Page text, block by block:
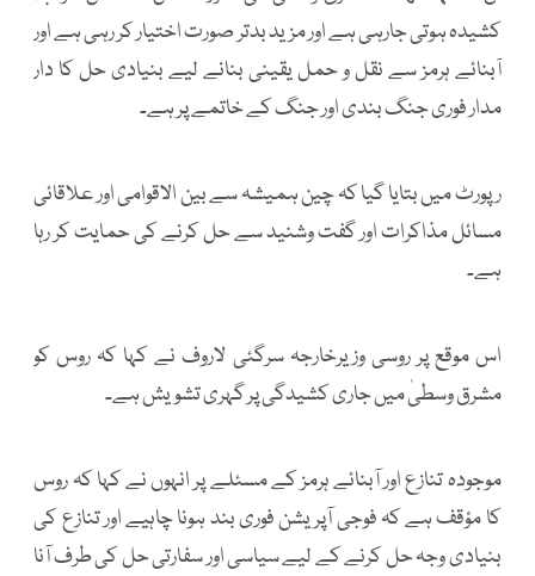
کشیدہ ہوتی جارہی ہے اور مزید بدتر صورت اختیار کر رہی ہے اور
آبنائے ہرمز سے نقل و حمل یقینی بنانے لیے بنیادی حل کا دار
مدار فوری جنگ بندی اور جنگ کے خاتمے پر ہے۔
رپورٹ میں بتایا گیا کہ چین ہمیشہ سے بین الاقوامی اور علاقائی
مسائل مذاکرات اور گفت وشنید سے حل کرنے کی حمایت کر رہا
ہے۔
اس موقع پر روسی وزیرخارجہ سرگئی لاروف نے کہا کہ روس کو
مشرق وسطیٰ میں جاری کشیدگی پر گہری تشویش ہے۔
موجودہ تنازع اور آبنائے ہرمز کے مسئلے پر انہوں نے کہا کہ روس
کا مؤقف ہے کہ فوجی آپریشن فوری بند ہونا چاہیے اور تنازع کی
بنیادی وجہ حل کرنے کے لیے سیاسی اور سفارتی حل کی طرف آنا